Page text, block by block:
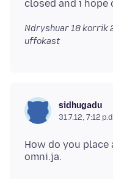
Ndryshuar18 korrik
uffokast
sidhugadu
31.7.12, 7:12 p.d.
How do you